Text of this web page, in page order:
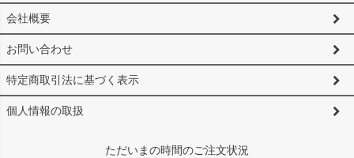
会社概要
お問い合わせ
特定商取引法に基づく表示
個人情報の取扱
ただいまの時間のご注文状況